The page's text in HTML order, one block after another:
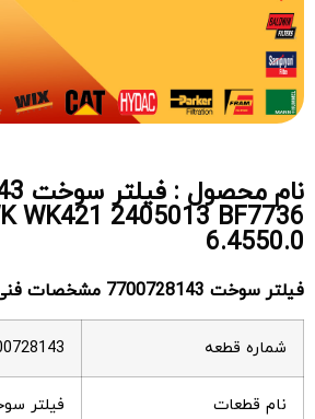
نام
WK421 2405013 BF7736
6.4550.0
فیلتر سوخت 7700728143 مشخصات
شماره قطعه
نام قطعات فیلتر